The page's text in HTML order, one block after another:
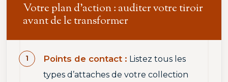
Votre plan d’action : auditer votre tiroir
avant de le transformer
Points de contact : Listez tous les
types d’attaches de votre collection